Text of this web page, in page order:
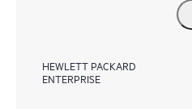
HEWLETT PACKARD
ENTERPRISE